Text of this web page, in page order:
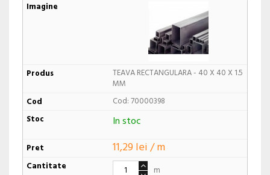
TEAVA RECTANGULARA - 40 X 40 X 1.5
MM
Cod: 70000398
In stoc
11,29 lei / m
m